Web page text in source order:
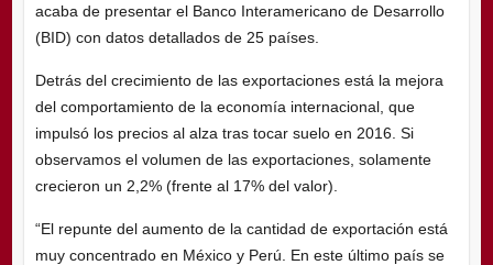
acaba de presentar el Banco Interamericano de Desarrollo
(BID) con datos detallados de 25 países.
Detrás del crecimiento de las exportaciones está la mejora
del comportamiento de la economía internacional, que
impulsó los precios al alza tras tocar suelo en 2016. Si
observamos el volumen de las exportaciones, solamente
crecieron un 2,2% (frente al 17% del valor).
“El repunte del aumento de la cantidad de exportación está
muy concentrado en México y Perú. En este último país se